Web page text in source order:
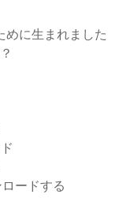
めに生まれました
ードする